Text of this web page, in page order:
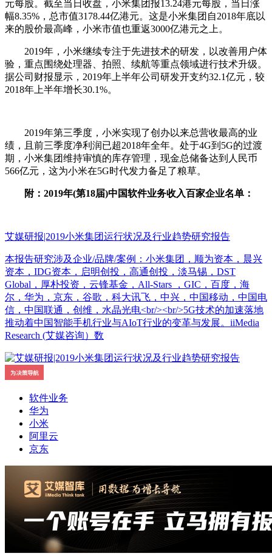
元每股。截至当日收盘，小米集团报13.24港元每股，当日涨
幅8.35%，总市值3178.44亿港元。这是小米集团自2018年底以
来的股价最高峰，小米市值也重返3000亿港元之上。
2019年，小米继续专注于先进技术的研发，以改善用户体
验，重点围绕处理器、拍照、续航等重点领域进行技术升级。
据公司财报显示，2019年上半年公司研发开支约32.1亿元，较
2018年上半年增长30.1%。
2019年第三季度，小米实现了创办以来总营收最高的业
绩，且前三季度净利润已超2018年全年。处于4G到5G的过渡
期，小米集团维持审慎的库存管理，现金总储备达到人民币
566亿元，这为小米在5G时代发力备足了粮草。
附：2019年(第18届)中国软件业务收入百家企业名单：
艾媒研报|2019小米集团运行状况及行业趋势研究报告
本报告研究涉及企业/品牌/案例：小米集团，顺为资本，晨兴
资本，IDG资本，启明创投，高通创投，淡马锡，DST
Global，厚朴投资，云锋基金，All-Stars ，GIC，百度，海
尔，华为，京东，谷歌，科大讯飞，中兴，中国移动，中国电
信，中国联通，创维，水晶光电<br/><br/>5G技术的加速落地
推动着中国智能手机行业与AIoT行业的变革与发展。iiMedia
Research (艾媒咨询）数
软件业务
华为
小米
阿里云
京东